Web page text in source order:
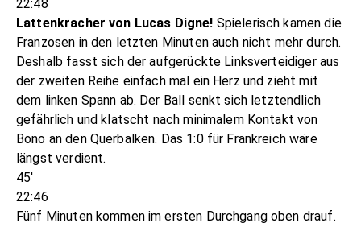
22:48
Lattenkracher von Lucas Digne! Spielerisch kamen die
Franzosen in den letzten Minuten auch nicht mehr durch.
Deshalb fasst sich der aufgerückte Linksverteidiger aus
der zweiten Reihe einfach mal ein Herz und zieht mit
dem linken Spann ab. Der Ball senkt sich letztendlich
gefährlich und klatscht nach minimalem Kontakt von
Bono an den Querbalken. Das 1:0 für Frankreich wäre
längst verdient.
45'
22:46
Fünf Minuten kommen im ersten Durchgang oben drauf.